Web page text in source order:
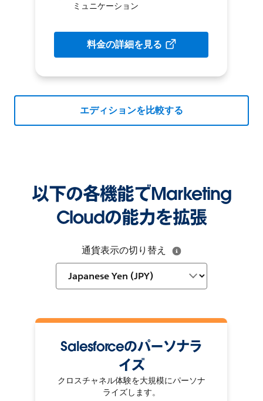
ミュニケーション
料金の詳細を見る
エディションを比較する
以下の各機能でMarketing
Cloudの能力を拡張
通貨表示の切り替え
Salesforceのパーソナラ
イズ
クロスチャネル体験を大規模にパーソナ
ライズします。